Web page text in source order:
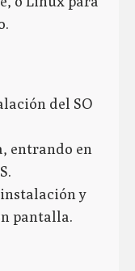
del SO
entrando en
y
pantalla.